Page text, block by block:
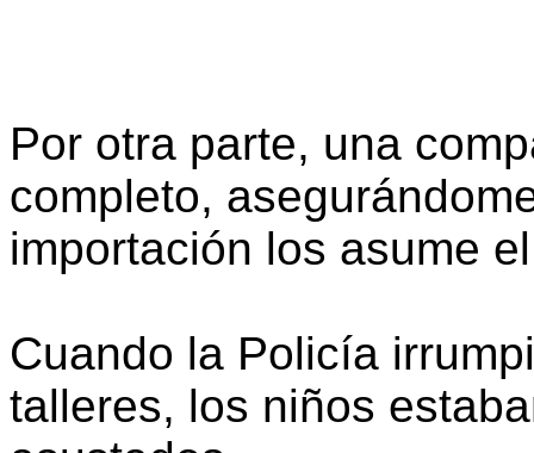
Por otra parte, una
completo,
importación los asume
Cuando la Policía
talleres, los niños